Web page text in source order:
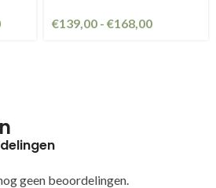
€139,00 - €168,00
geen beoordelingen.